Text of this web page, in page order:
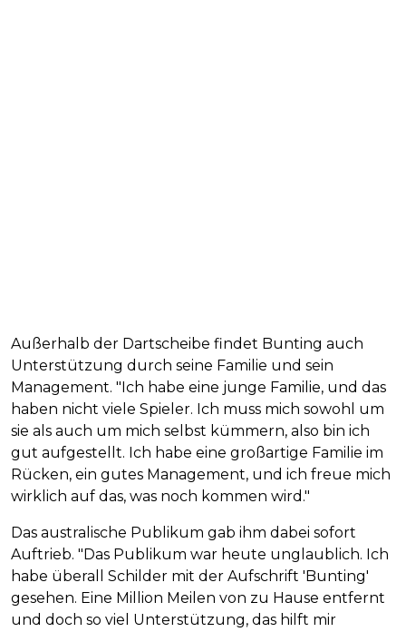
Außerhalb der Dartscheibe findet Bunting auch
Unterstützung durch seine Familie und sein
Management. "Ich habe eine junge Familie, und das
haben nicht viele Spieler. Ich muss mich sowohl um
sie als auch um mich selbst kümmern, also bin ich
gut aufgestellt. Ich habe eine großartige Familie im
Rücken, ein gutes Management, und ich freue mich
wirklich auf das, was noch kommen wird."
Das australische Publikum gab ihm dabei sofort
Auftrieb. "Das Publikum war heute unglaublich. Ich
habe überall Schilder mit der Aufschrift 'Bunting'
gesehen. Eine Million Meilen von zu Hause entfernt
und doch so viel Unterstützung, das hilft mir